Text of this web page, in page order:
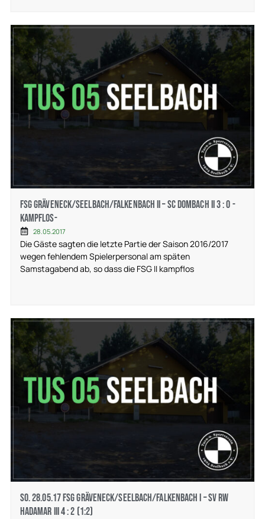
FSG Gräveneck/Seelbach/Falkenbach II – SC Dombach II 3 : 0 -
kampflos-
28.05.2017
Die Gäste sagten die letzte Partie der Saison 2016/2017
wegen fehlendem Spielerpersonal am späten
Samstagabend ab, so dass die FSG II kampflos
So. 28.05.17 FSG Gräveneck/Seelbach/Falkenbach I – SV RW
Hadamar III 4 : 2 (1:2)